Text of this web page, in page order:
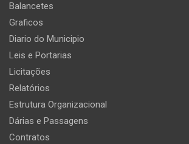
Balancetes
Graficos
Diario do Municipio
Leis e Portarias
Licitações
Relatórios
Estrutura Organizacional
Dárias e Passagens
Contratos